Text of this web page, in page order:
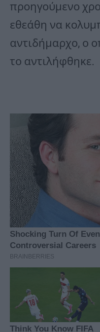
προηγούμενο
εθεάθη να
αντιδήμαρχο, ο
το αντιλήφθηκε.